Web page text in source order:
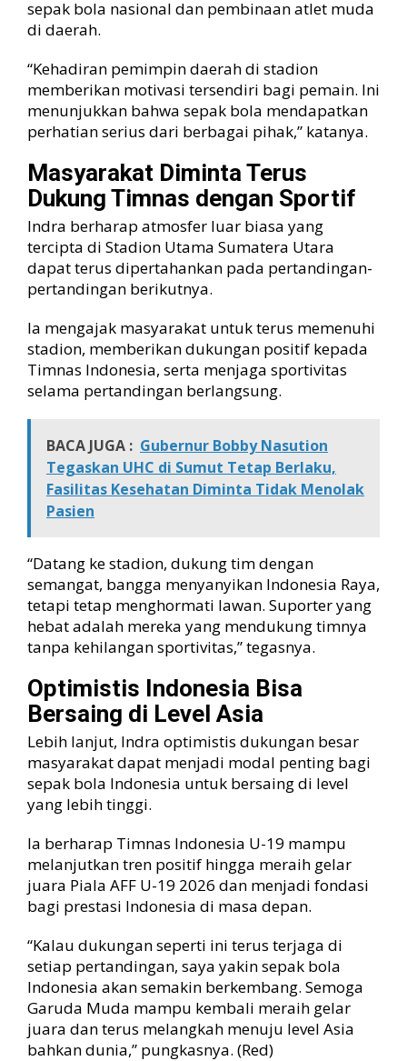
sepak bola nasional dan pembinaan atlet muda
di daerah.
“Kehadiran pemimpin daerah di stadion
memberikan motivasi tersendiri bagi pemain. Ini
menunjukkan bahwa sepak bola mendapatkan
perhatian serius dari berbagai pihak,” katanya.
Masyarakat Diminta Terus
Dukung Timnas dengan Sportif
Indra berharap atmosfer luar biasa yang
tercipta di Stadion Utama Sumatera Utara
dapat terus dipertahankan pada pertandingan-
pertandingan berikutnya.
Ia mengajak masyarakat untuk terus memenuhi
stadion, memberikan dukungan positif kepada
Timnas Indonesia, serta menjaga sportivitas
selama pertandingan berlangsung.
BACA JUGA : Gubernur Bobby Nasution
Tegaskan UHC di Sumut Tetap Berlaku,
Fasilitas Kesehatan Diminta Tidak Menolak
Pasien
“Datang ke stadion, dukung tim dengan
semangat, bangga menyanyikan Indonesia Raya,
tetapi tetap menghormati lawan. Suporter yang
hebat adalah mereka yang mendukung timnya
tanpa kehilangan sportivitas,” tegasnya.
Optimistis Indonesia Bisa
Bersaing di Level Asia
Lebih lanjut, Indra optimistis dukungan besar
masyarakat dapat menjadi modal penting bagi
sepak bola Indonesia untuk bersaing di level
yang lebih tinggi.
Ia berharap Timnas Indonesia U-19 mampu
melanjutkan tren positif hingga meraih gelar
juara Piala AFF U-19 2026 dan menjadi fondasi
bagi prestasi Indonesia di masa depan.
“Kalau dukungan seperti ini terus terjaga di
setiap pertandingan, saya yakin sepak bola
Indonesia akan semakin berkembang. Semoga
Garuda Muda mampu kembali meraih gelar
juara dan terus melangkah menuju level Asia
bahkan dunia,” pungkasnya. (Red)